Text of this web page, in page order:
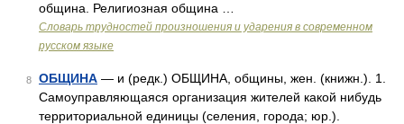
община. Религиозная община …
Словарь трудностей произношения и ударения в современном
русском языке
8 ОБЩИНА — и (редк.) ОБЩИНА, общины, жен. (книжн.). 1.
Самоуправляющаяся организация жителей какой нибудь
территориальной единицы (селения, города; юр.).